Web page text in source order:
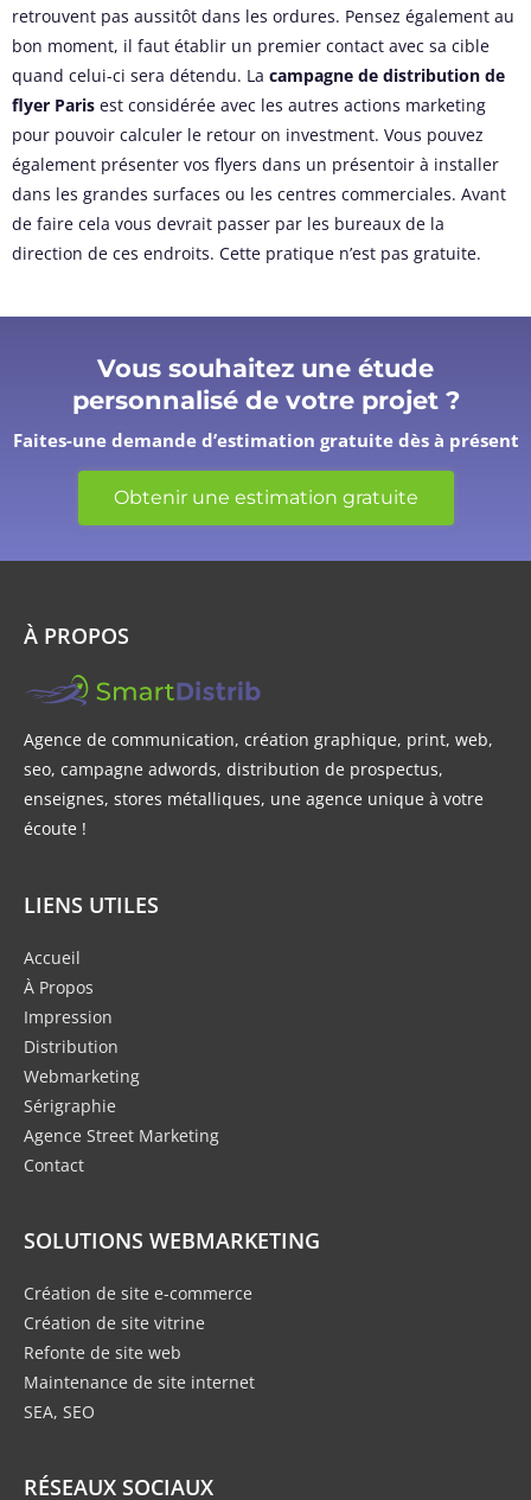
retrouvent pas aussitôt dans les ordures. Pensez également au
bon moment, il faut établir un premier contact avec sa cible
quand celui-ci sera détendu. La campagne de distribution de
flyer Paris est considérée avec les autres actions marketing
pour pouvoir calculer le retour on investment. Vous pouvez
également présenter vos flyers dans un présentoir à installer
dans les grandes surfaces ou les centres commerciales. Avant
de faire cela vous devrait passer par les bureaux de la
direction de ces endroits. Cette pratique n’est pas gratuite.
Vous souhaitez une étude
personnalisé de votre projet ?
Faites-une demande d’estimation gratuite dès à présent
Obtenir une estimation gratuite
À PROPOS
Agence de communication, création graphique, print, web,
seo, campagne adwords, distribution de prospectus,
enseignes, stores métalliques, une agence unique à votre
écoute !
LIENS UTILES
Accueil
À Propos
Impression
Distribution
Webmarketing
Sérigraphie
Agence Street Marketing
Contact
SOLUTIONS WEBMARKETING
Création de site e-commerce
Création de site vitrine
Refonte de site web
Maintenance de site internet
SEA, SEO
RÉSEAUX SOCIAUX